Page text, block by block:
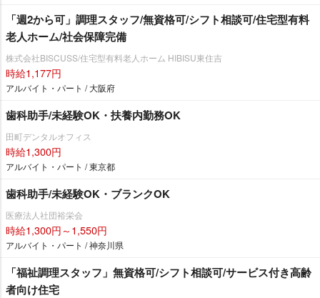
「週2から可」調理スタッフ/無資格可/シフト相談可/住宅型有料
老人ホーム/社会保障完備
株式会社BISCUSS/住宅型有料老人ホーム HIBISU東住吉
時給1,177円
アルバイト・パート / 大阪府
歯科助手/未経験OK・扶養内勤務OK
田町デンタルオフィス
時給1,300円
アルバイト・パート / 東京都
歯科助手/未経験OK・ブランクOK
医療法人社団裕栄会
時給1,300円～1,550円
アルバイト・パート / 神奈川県
「福祉調理スタッフ」無資格可/シフト相談可/サービス付き高齢
者向け住宅